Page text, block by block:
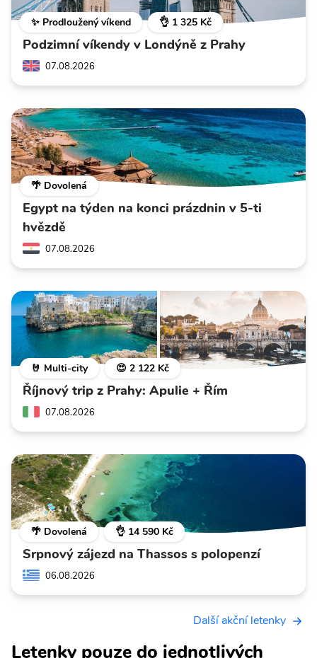
✨ Prodloužený víkend 👌 1 325 Kč
Podzimní víkendy v Londýně z Prahy
07.08.2026
🌴 Dovolená
Egypt na týden na konci prázdnin v 5-ti
hvězdě
07.08.2026
🤘 Multi-city 😍 2 122 Kč
Říjnový trip z Prahy: Apulie + Řím
07.08.2026
🌴 Dovolená 👌 14 590 Kč
Srpnový zájezd na Thassos s polopenzí
06.08.2026
Další akční letenky
Letenky pouze do jednotlivých